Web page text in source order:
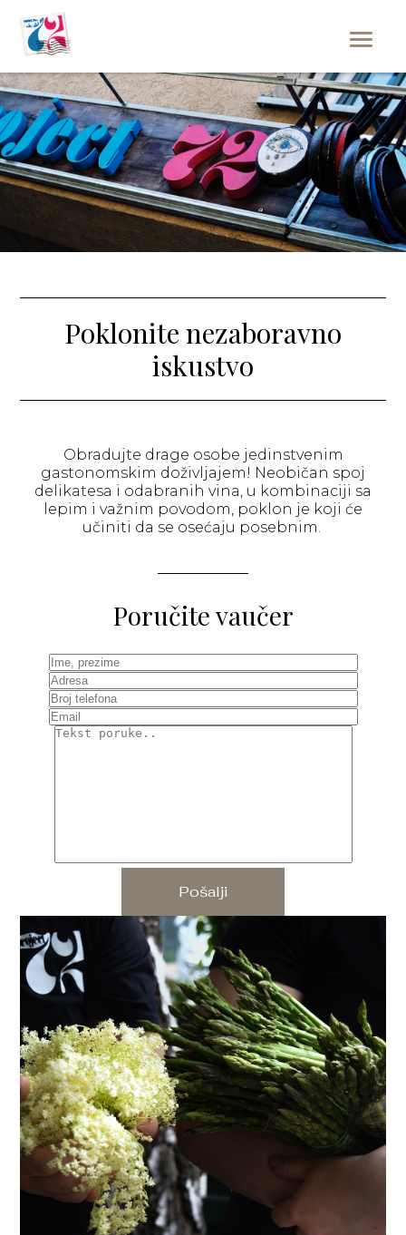
Poklonite nezaboravno
iskustvo
Obradujte drage osobe jedinstvenim
gastonomskim doživljajem! Neobičan spoj
delikatesa i odabranih vina, u kombinaciji sa
lepim i važnim povodom, poklon je koji će
učiniti da se osećaju posebnim.
Poručite vaučer